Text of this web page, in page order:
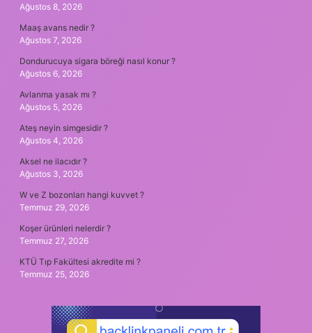
Ağustos 8, 2026
Maaş avans nedir ?
Ağustos 7, 2026
Dondurucuya sigara böreği nasıl konur ?
Ağustos 6, 2026
Avlanma yasak mı ?
Ağustos 5, 2026
Ateş neyin simgesidir ?
Ağustos 4, 2026
Aksel ne ilacıdır ?
Ağustos 3, 2026
W ve Z bozonları hangi kuvvet ?
Temmuz 29, 2026
Koşer ürünleri nelerdir ?
Temmuz 27, 2026
KTÜ Tıp Fakültesi akredite mi ?
Temmuz 25, 2026